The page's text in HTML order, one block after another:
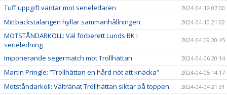
Tuff uppgift väntar mot serieledaren 2024-04-12 07:00
Mittbackstalangen hyllar sammanhållningen 2024-04-10 21:02
MOTSTÅNDARKOLL: Väl förberett Lunds BK i
serieledning
2024-04-09 20:45
Imponerande segermatch mot Trollhättan 2024-04-06 20:14
Martin Pringle: ”Trollhättan en hård nöt att knäcka" 2024-04-05 14:17
Motståndarkoll: Vältränat Trollhättan siktar på toppen 2024-04-04 21:31